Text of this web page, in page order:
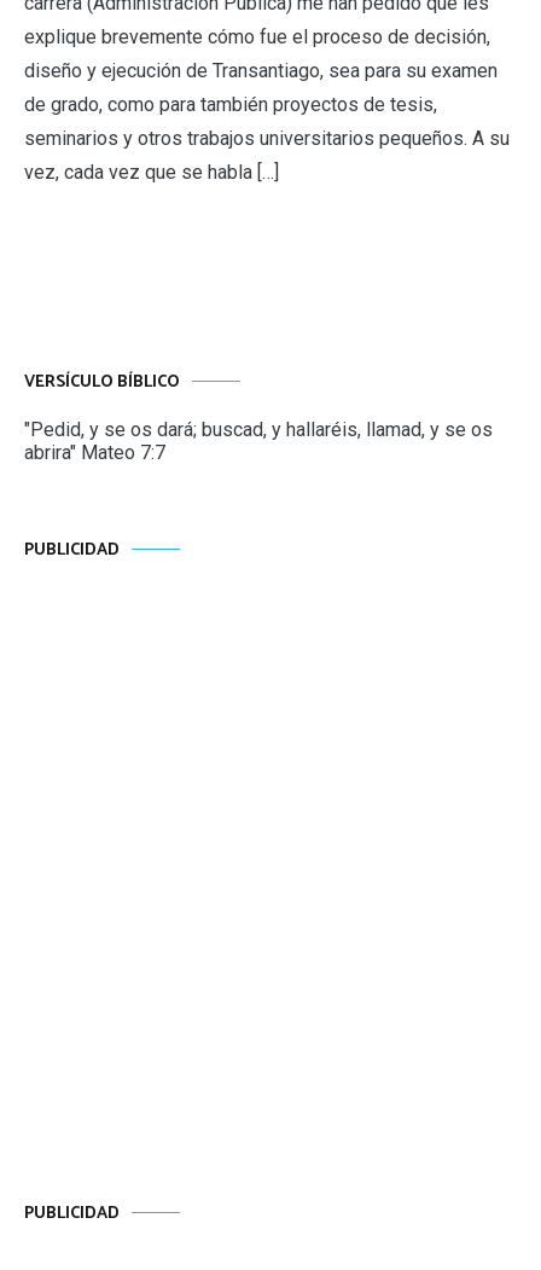
explique brevemente cómo fue el proceso de decisión,
diseño y ejecución de Transantiago, sea para su examen
de grado, como para también proyectos de tesis,
seminarios y otros trabajos universitarios pequeños. A su
vez, cada vez que se habla […]
VERSÍCULO BÍBLICO
"Pedid, y se os dará; buscad, y hallaréis, llamad, y se os
abrira" Mateo 7:7
PUBLICIDAD
PUBLICIDAD